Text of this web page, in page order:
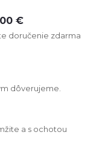
€
doručenie zdarma
dôverujeme.
a s ochotou